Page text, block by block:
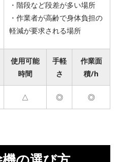
・階段など段差が多い場所
・作業者が高齢で身体負担の
軽減が要求される場所
使用可能
時間
手軽
さ
作業面
積/h
△ ◎ ◎